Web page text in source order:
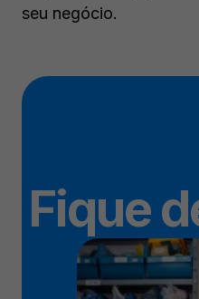
seu negócio.
Fique